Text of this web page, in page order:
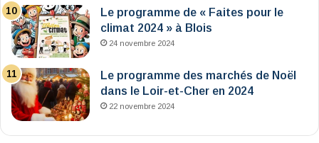
Le programme de « Faites pour le
climat 2024 » à Blois
24 novembre 2024
Le programme des marchés de Noël
dans le Loir-et-Cher en 2024
22 novembre 2024